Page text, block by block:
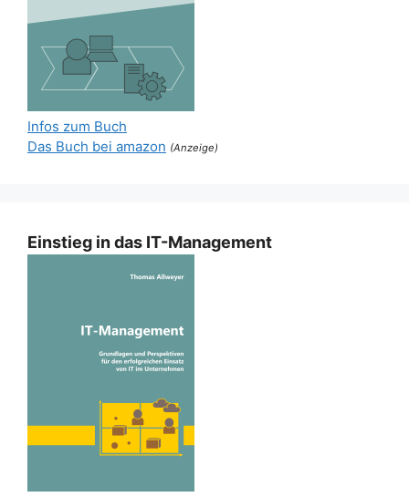
Infos zum Buch
Das Buch bei amazon (Anzeige)
Einstieg in das IT-Management